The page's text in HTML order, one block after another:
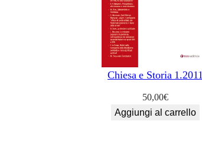
Chiesa e Storia 1.2011
50,00€
Aggiungi al carrello